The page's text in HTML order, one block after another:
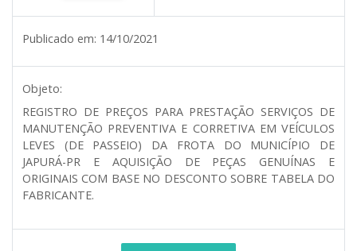
Publicado em: 14/10/2021
Objeto:
REGISTRO DE PREÇOS PARA PRESTAÇÃO SERVIÇOS DE
MANUTENÇÃO PREVENTIVA E CORRETIVA EM VEÍCULOS
LEVES (DE PASSEIO) DA FROTA DO MUNICÍPIO DE
JAPURÁ-PR E AQUISIÇÃO DE PEÇAS GENUÍNAS E
ORIGINAIS COM BASE NO DESCONTO SOBRE TABELA DO
FABRICANTE.